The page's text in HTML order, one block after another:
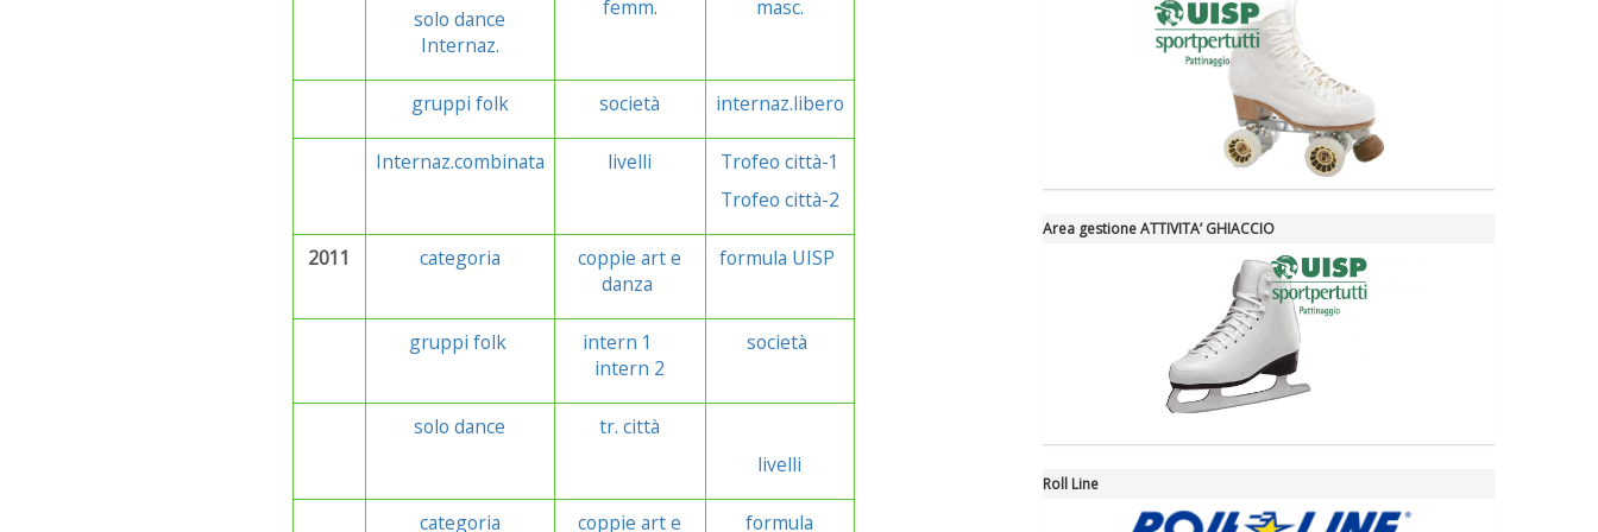
solo dance
Internaz.
femm. masc.
gruppi folk società internaz.libero
Internaz.combinata livelli
Trofeo città-1
Trofeo città-2
2011 categoria
coppie art e
danza
formula UISP
gruppi folk
intern 1
intern 2
società
solo dance
tr. città
livelli
categoria coppie art e formula
Area gestione ATTIVITA’ GHIACCIO
Roll Line